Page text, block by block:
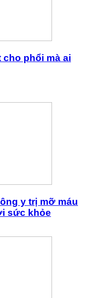
phổi mà ai
y trị mỡ máu
sức khỏe